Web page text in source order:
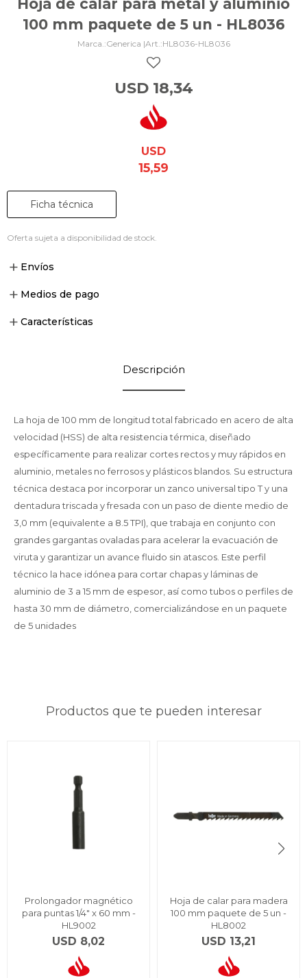
Hoja de calar para metal y aluminio
100 mm paquete de 5 un - HL8036
Generica | HL8036-HL8036
USD 18,34
USD
15,59
Ficha técnica
Oferta sujeta a disponibilidad de stock.
Envíos
Medios de pago
Características
Descripción
La hoja de 100 mm de longitud total fabricado en acero de alta
velocidad (HSS) de alta resistencia térmica, diseñado
específicamente para realizar cortes rectos y muy rápidos en
aluminio, metales no ferrosos y plásticos blandos. Su estructura
técnica destaca por incorporar un zanco universal tipo T y una
dentadura triscada y fresada con un paso de diente medio de
3,0 mm (equivalente a 8.5 TPI), que trabaja en conjunto con
grandes gargantas ovaladas para acelerar la evacuación de
viruta y garantizar un avance fluido sin atascos. Este perfil
técnico la hace idónea para cortar chapas y láminas de
aluminio de 3 a 15 mm de espesor, así como tubos o perfiles de
hasta 30 mm de diámetro, comercializándose en un paquete
de 5 unidades
Productos que te pueden interesar
Prolongador magnético
para puntas 1/4" x 60 mm -
HL9002
USD 8,02
Hoja de calar para madera
100 mm paquete de 5 un -
HL8002
USD 13,21